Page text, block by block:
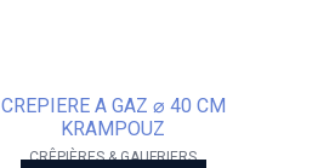
CREPIERE A GAZ ⌀ 40 CM
KRAMPOUZ
CRÊPIÈRES & GAUFRIERS